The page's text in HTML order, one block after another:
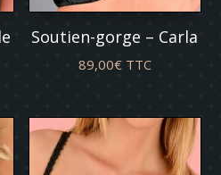
Soutien-gorge – Carla
89,00€ TTC